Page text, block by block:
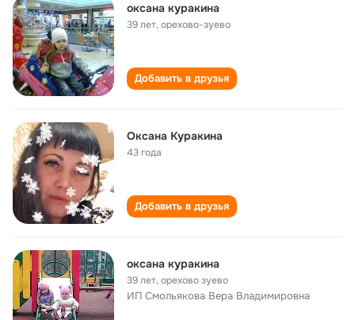
оксана куракина
39 лет,орехово-зуево
Добавить в друзья
Оксана Куракина
43 года
Добавить в друзья
оксана куракина
39 лет,орехово зуево
ИП Смольякова Вера Владимировна